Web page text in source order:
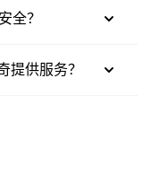
全？
提供服务？